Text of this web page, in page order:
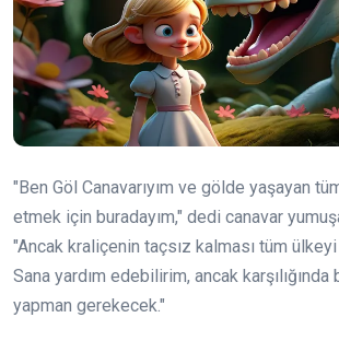
"Ben Göl Canavarıyım ve gölde yaşayan
etmek için buradayım," dedi canavar
"Ancak kraliçenin taçsız kalması tüm
Sana yardım edebilirim, ancak
yapman gerekecek."